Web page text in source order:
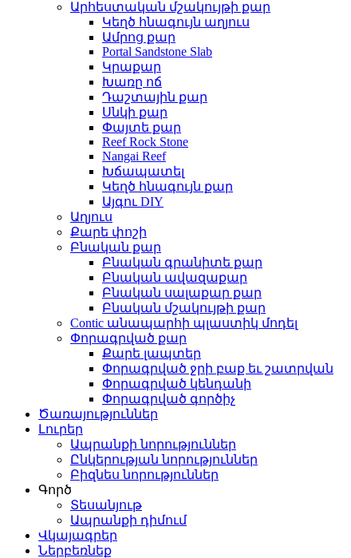
Արհեստական ​​մշակույթի քար
Կեղծ հնագույն աղյուս
Ամրոց քար
Portal Sandstone Slab
Կրաքար
Խառը ոճ
Դաշտային քար
Սնկի քար
Փայտե քար
Reef Rock Stone
Nangai Reef
Խճապատել
Կեղծ հնագույն քար
Այգու DIY
Աղյուս
Քարե փոշի
Բնական քար
Բնական գրանիտե քար
Բնական ավազաքար
Բնական սալաքար քար
Բնական մշակույթի քար
Contic անապարհի պլաստիկ մոդել
Փորագրված քար
Քարե լապտեր
Փորագրված ջրի բաք եւ շատրվան
Փորագրված կենդանի
Փորագրված գործիչ
Ծառայություններ
Լուրեր
Ապրանքի նորություններ
Ընկերության նորություններ
Բիզնես նորություններ
Գործ
Տեսանյութ
Ապրանքի դիմում
Վկայագրեր
Ներբեռնեք